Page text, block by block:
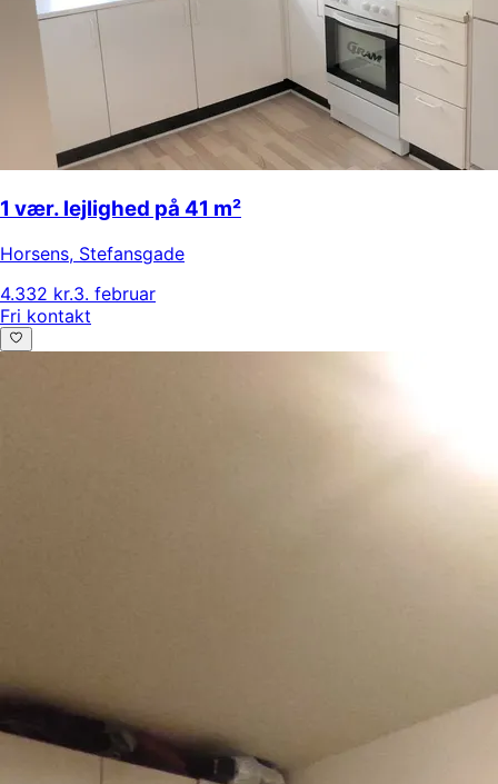
1 vær. lejlighed på 41 m²
Horsens, Stefansgade
4.332 kr.3. februar
Fri kontakt